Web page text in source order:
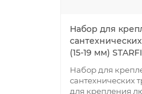
Набор для
(15-19 мм)
Набор для
сантехнических
для крепления